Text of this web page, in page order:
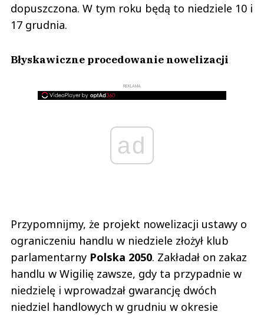
dopuszczona. W tym roku będą to niedziele 10 i
17 grudnia.
Błyskawiczne procedowanie nowelizacji
REKLAMA
ad
Przypomnijmy, że projekt nowelizacji ustawy o
ograniczeniu handlu w niedziele złożył klub
parlamentarny Polska 2050. Zakładał on zakaz
handlu w Wigilię zawsze, gdy ta przypadnie w
niedzielę i wprowadzał gwarancję dwóch
niedziel handlowych w grudniu w okresie